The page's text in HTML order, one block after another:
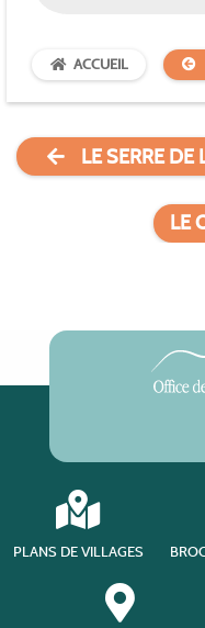
ACCUEIL
LE SERRE DE
LE
PLANS DE VILLAGES